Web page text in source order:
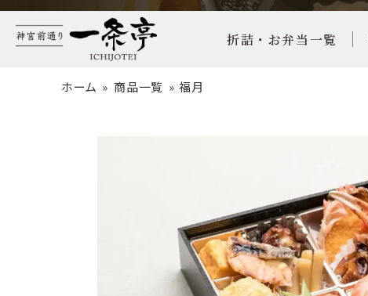
折詰・お弁当一覧
ホーム » 商品一覧 » 福月